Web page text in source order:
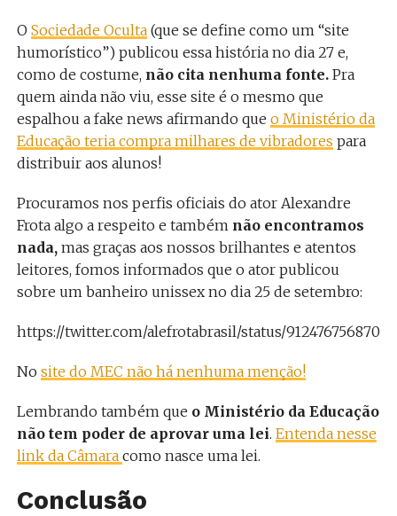
O Sociedade Oculta(que se define como um “site
humorístico”) publicou essa história no dia 27 e,
como de costume, não cita nenhuma fonte. Pra
quem ainda não viu, esse site é o mesmo que
espalhou a fake news afirmando que o Ministério da
Educação teria compra milhares de vibradores para
distribuir aos alunos!
Procuramos nos perfis oficiais do ator Alexandre
Frota algo a respeito e também não encontramos
nada, mas graças aos nossos brilhantes e atentos
leitores, fomos informados que o ator publicou
sobre um banheiro unissex no dia 25 de setembro:
https://twitter.com/alefrotabrasil/status/
No site do MEC não há nenhuma menção!
Lembrando também que o Ministério da Educação
não tem poder de aprovar uma lei. Entenda nesse
link da Câmara como nasce uma lei.
Conclusão